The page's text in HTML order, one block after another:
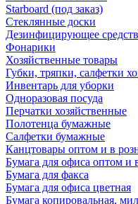
Starboard (под заказ)
Стеклянные доски
Дезинфицирующее
Фонарики
Хозяйственные товары
Губки, тряпки, салфетки
Инвентарь для уборки
Одноразовая посуда
Перчатки хозяйственные
Полотенца бумажные
Салфетки бумажные
Канцтовары оптом и в
Бумага для офиса оптом и
Бумага для факса
Бумага для офиса цветная
Бумага копировальная,